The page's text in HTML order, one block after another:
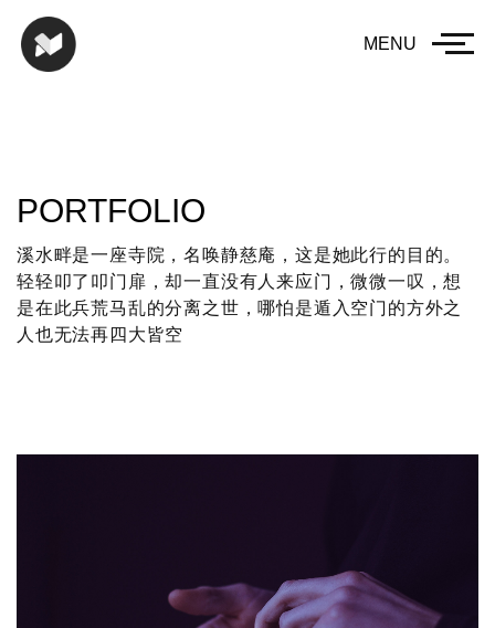
MENU
PORTFOLIO
溪水畔是一座寺院，名唤静慈庵，这是她此行的目的。
轻轻叩了叩门扉，却一直没有人来应门，微微一叹，想
是在此兵荒马乱的分离之世，哪怕是遁入空门的方外之
人也无法再四大皆空